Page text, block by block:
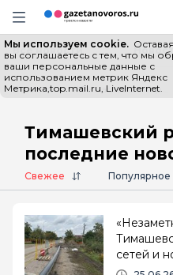
Информационный портал
Навигация сайта
Мы используем cookie.
вы соглашаетесь с тем, что мы
ваши персональные данные с
использованием метрик Яндекс
Метрика,top.mail.ru, LiveInternet.
Все новости
Главная
Тимашевский
последние
Свежее Популярное
сетей и